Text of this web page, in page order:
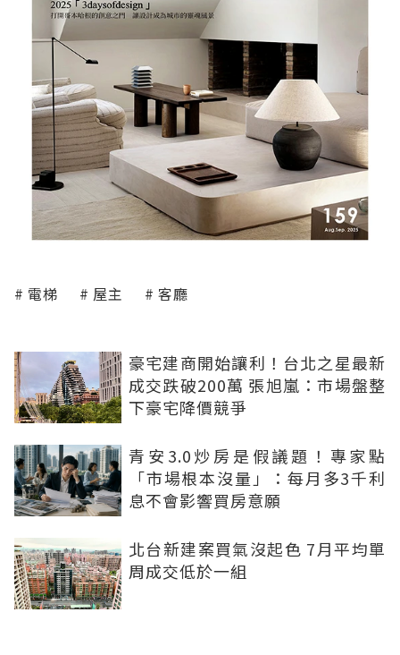
電梯 屋主 客廳
豪宅建商開始讓利！台北之星最新
成交跌破200萬 張旭嵐：市場盤整
下豪宅降價競爭
青安3.0炒房是假議題！專家點
「市場根本沒量」：每月多3千利
息不會影響買房意願
北台新建案買氣沒起色 7月平均單
周成交低於一組